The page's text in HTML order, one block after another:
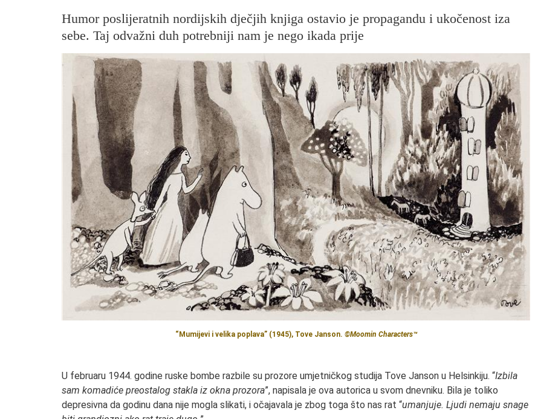
Humor poslijeratnih nordijskih dječjih knjiga ostavio je propagandu i ukočenost iza
sebe. Taj odvažni duh potrebniji nam je nego ikada prije
“Mumijevi i velika poplava” (1945), Tove Janson. ©Moomin Characters™
U februaru 1944. godine ruske bombe razbile su prozore umjetničkog studija Tove Janson u Helsinkiju. “Izbila
sam komadiće preostalog stakla iz okna prozora”, napisala je ova autorica u svom dnevniku. Bila je toliko
depresivna da godinu dana nije mogla slikati, i očajavala je zbog toga što nas rat “umanjuje. Ljudi nemaju snage